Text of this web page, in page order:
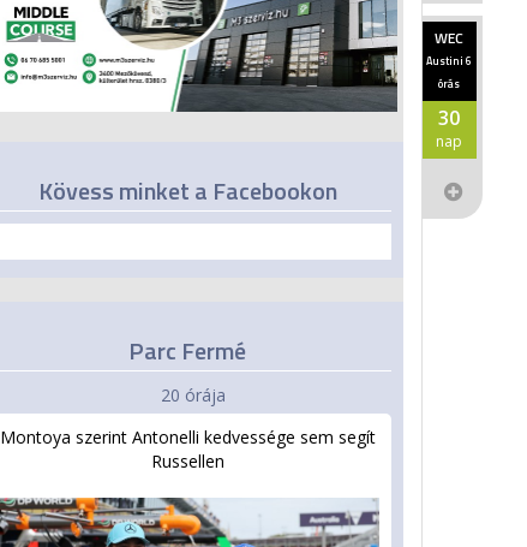
WEC
Austini 6
órás
30
nap
Kövess minket a Facebookon
Parc Fermé
20 órája
Montoya szerint Antonelli kedvessége sem segít
Russellen